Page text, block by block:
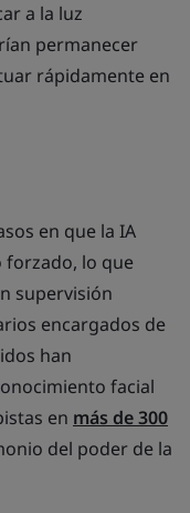
a la luz
permanecer
rápidamente en
en que la IA
forzado, lo que
supervisión
encargados de
han
facial
en más de 300
del poder de la